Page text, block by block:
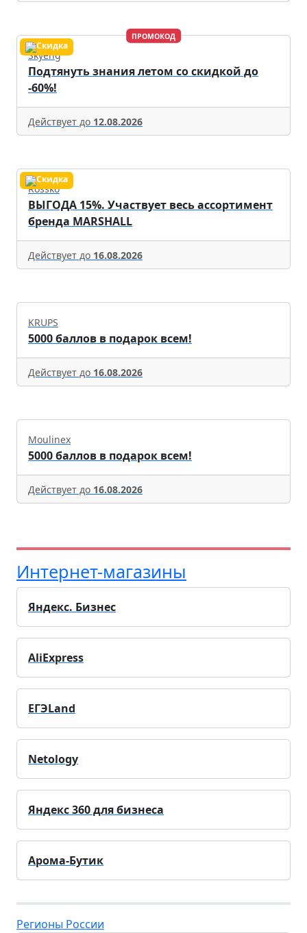
ПРОМОКОД
Skyeng
Подтянуть знания летом со скидкой до
-60%!
Действует до 12.08.2026
Rossko
ВЫГОДА 15%. Участвует весь ассортимент
бренда MARSHALL
Действует до 16.08.2026
KRUPS
5000 баллов в подарок всем!
Действует до 16.08.2026
Moulinex
5000 баллов в подарок всем!
Действует до 16.08.2026
Интернет-магазины
Яндекс. Бизнес
AliExpress
ЕГЭLand
Netology
Яндекс 360 для бизнеса
Арома-Бутик
Регионы России